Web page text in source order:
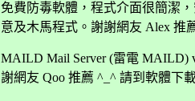
免費防毒軟體，程式介面很簡潔
意及木馬程式。謝謝網友 Alex 推
MAILD Mail Server (雷電 MAILD)
謝網友 Qoo 推薦 ^_^ 請到軟體下